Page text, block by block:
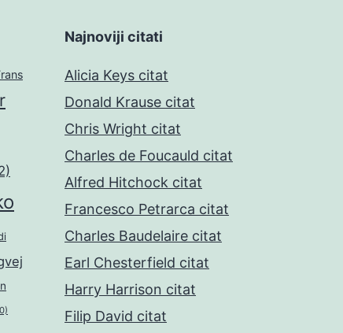
Najnoviji citati
Alicia Keys citat
Donald Krause citat
Chris Wright citat
Charles de Foucauld citat
Alfred Hitchock citat
Francesco Petrarca citat
Charles Baudelaire citat
Earl Chesterfield citat
Harry Harrison citat
Filip David citat